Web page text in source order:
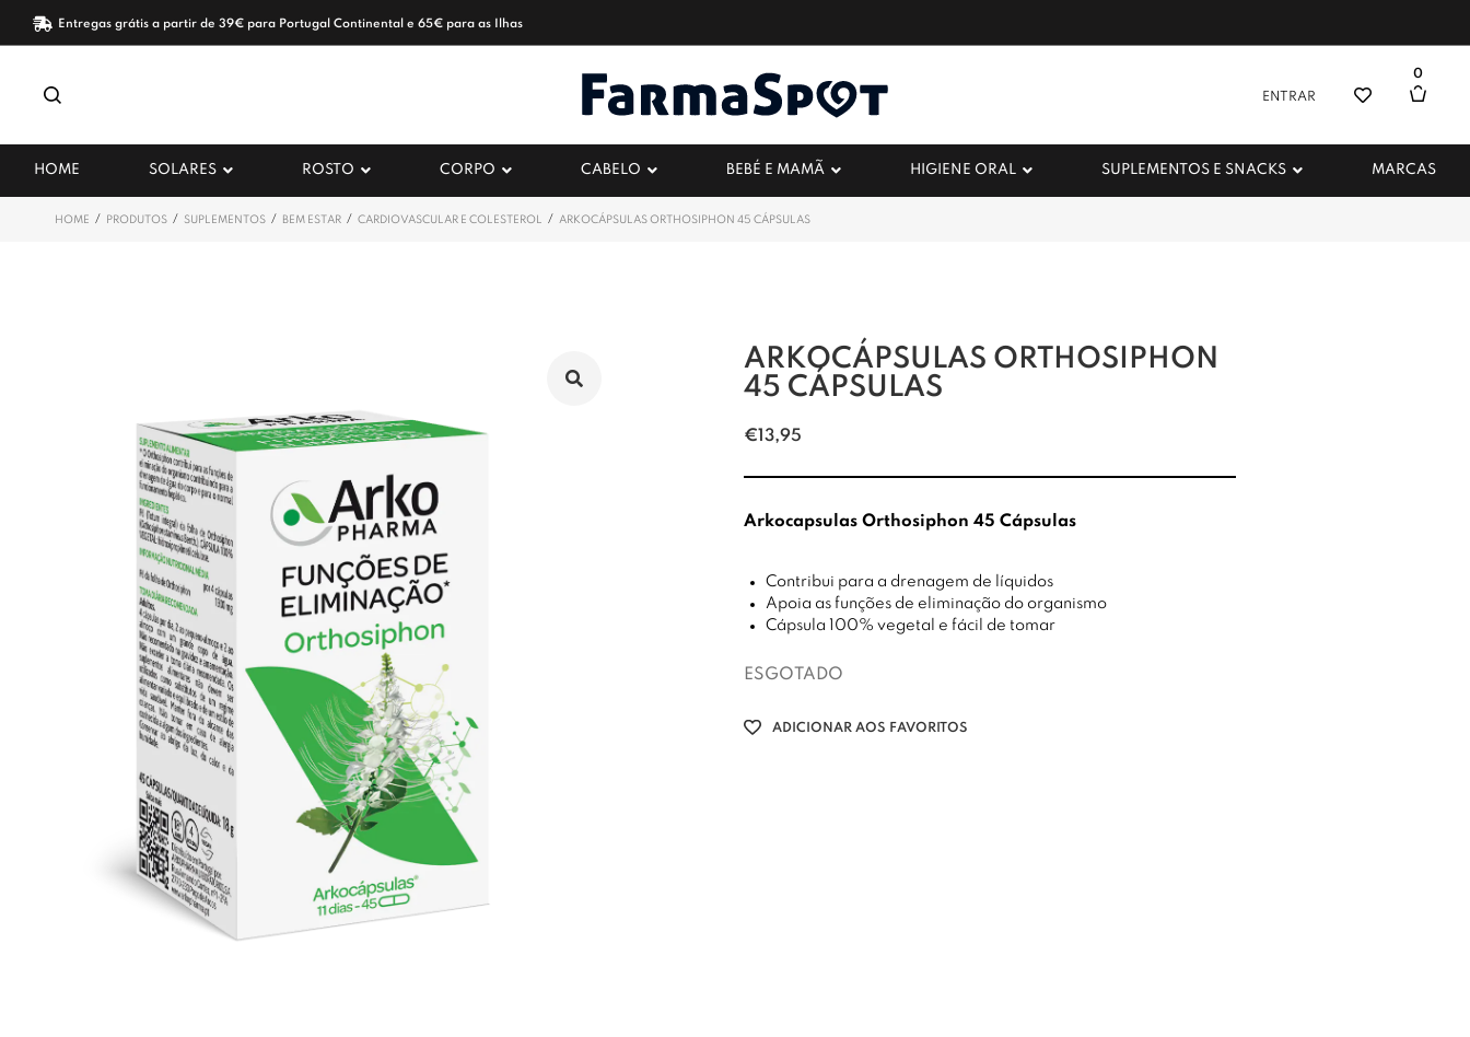
Entregas grátis a partir de 39€ para Portugal Continental e 65€ para as Ilhas
ENTRAR
0
HOME SOLARES ROSTO CORPO CABELO BEBÉ E MAMÃ HIGIENE ORAL SUPLEMENTOS E SNACKS MARCAS
HOME / PRODUTOS / SUPLEMENTOS / BEM ESTAR / CARDIOVASCULAR E COLESTEROL / ARKOCÁPSULAS ORTHOSIPHON 45 CÁPSULAS
ARKOCÁPSULAS ORTHOSIPHON
45 CÁPSULAS
€13,95
Arkocapsulas Orthosiphon 45 Cápsulas
Contribui para a drenagem de líquidos
Apoia as funções de eliminação do organismo
Cápsula 100% vegetal e fácil de tomar
ESGOTADO
ADICIONAR AOS FAVORITOS